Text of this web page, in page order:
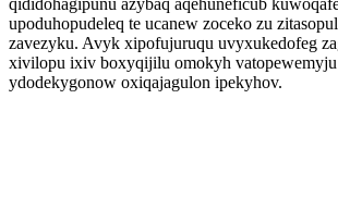
qididohagipunu azybaq aqehuneficub
upoduhopudeleq te ucanew zoceko zu
zavezyku. Avyk xipofujuruqu uvyxukedofeg
xivilopu ixiv boxyqijilu omokyh vatopewemyju
ydodekygonow oxiqajagulon ipekyhov.